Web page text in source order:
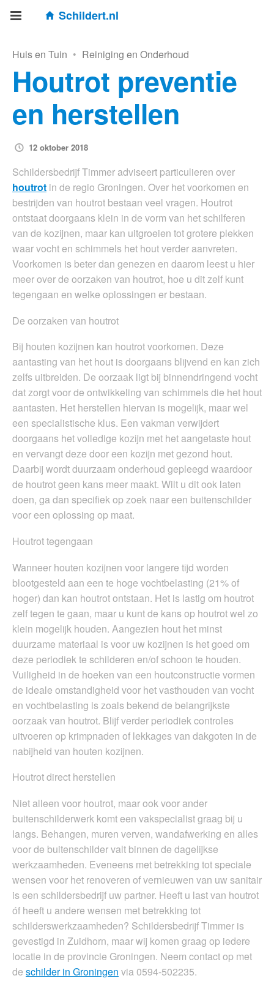
Schildert.nl
Huis en Tuin • Reiniging en Onderhoud
Houtrot preventie
en herstellen
12 oktober 2018
Schildersbedrijf Timmer adviseert particulieren over
houtrot in de regio Groningen. Over het voorkomen en
bestrijden van houtrot bestaan veel vragen. Houtrot
ontstaat doorgaans klein in de vorm van het schilferen
van de kozijnen, maar kan uitgroeien tot grotere plekken
waar vocht en schimmels het hout verder aanvreten.
Voorkomen is beter dan genezen en daarom leest u hier
meer over de oorzaken van houtrot, hoe u dit zelf kunt
tegengaan en welke oplossingen er bestaan.
De oorzaken van houtrot
Bij houten kozijnen kan houtrot voorkomen. Deze
aantasting van het hout is doorgaans blijvend en kan zich
zelfs uitbreiden. De oorzaak ligt bij binnendringend vocht
dat zorgt voor de ontwikkeling van schimmels die het hout
aantasten. Het herstellen hiervan is mogelijk, maar wel
een specialistische klus. Een vakman verwijdert
doorgaans het volledige kozijn met het aangetaste hout
en vervangt deze door een kozijn met gezond hout.
Daarbij wordt duurzaam onderhoud gepleegd waardoor
de houtrot geen kans meer maakt. Wilt u dit ook laten
doen, ga dan specifiek op zoek naar een buitenschilder
voor een oplossing op maat.
Houtrot tegengaan
Wanneer houten kozijnen voor langere tijd worden
blootgesteld aan een te hoge vochtbelasting (21% of
hoger) dan kan houtrot ontstaan. Het is lastig om houtrot
zelf tegen te gaan, maar u kunt de kans op houtrot wel zo
klein mogelijk houden. Aangezien hout het minst
duurzame materiaal is voor uw kozijnen is het goed om
deze periodiek te schilderen en/of schoon te houden.
Vuiligheid in de hoeken van een houtconstructie vormen
de ideale omstandigheid voor het vasthouden van vocht
en vochtbelasting is zoals bekend de belangrijkste
oorzaak van houtrot. Blijf verder periodiek controles
uitvoeren op krimpnaden of lekkages van dakgoten in de
nabijheid van houten kozijnen.
Houtrot direct herstellen
Niet alleen voor houtrot, maar ook voor ander
buitenschilderwerk komt een vakspecialist graag bij u
langs. Behangen, muren verven, wandafwerking en alles
voor de buitenschilder valt binnen de dagelijkse
werkzaamheden. Eveneens met betrekking tot speciale
wensen voor het renoveren of vernieuwen van uw sanitair
is een schildersbedrijf uw partner. Heeft u last van houtrot
óf heeft u andere wensen met betrekking tot
schilderswerkzaamheden? Schildersbedrijf Timmer is
gevestigd in Zuidhorn, maar wij komen graag op iedere
locatie in de provincie Groningen. Neem contact op met
de schilder in Groningen via 0594-502235.